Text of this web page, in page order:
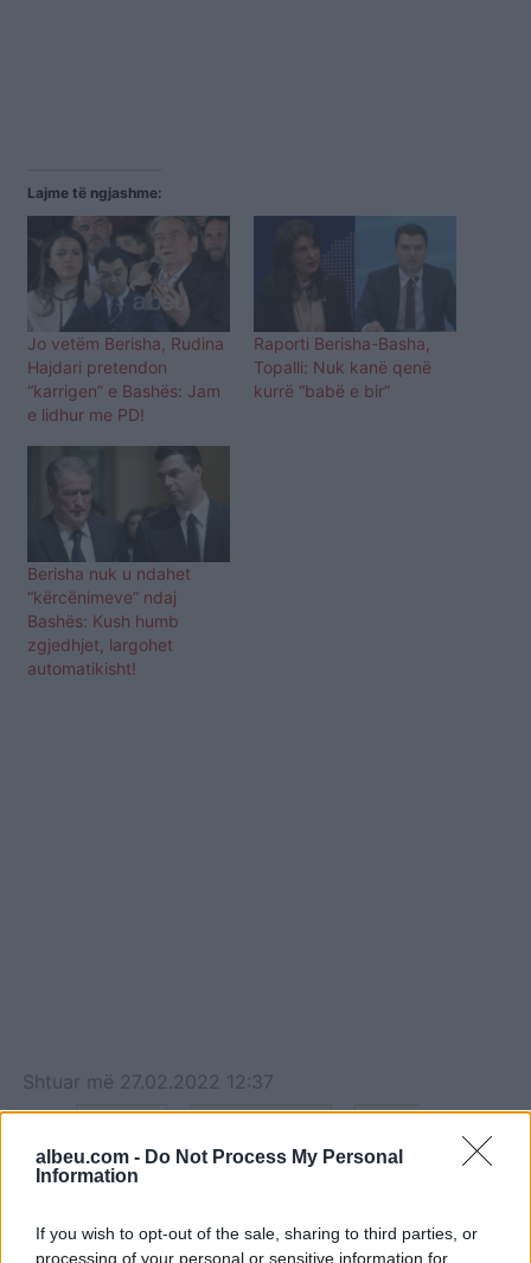
albeu.com - Do Not Process My Personal
Information
If you wish to opt-out of the sale, sharing to third parties, or
processing of your personal or sensitive information for
Lajme të ngjashme:
Jo vetëm Berisha, Rudina
Hajdari pretendon
“karrigen” e Bashës: Jam
e lidhur me PD!
Raporti Berisha-Basha,
Topalli: Nuk kanë qenë
kurrë “babë e bir”
Berisha nuk u ndahet
“kërcënimeve” ndaj
Bashës: Kush humb
zgjedhjet, largohet
automatikisht!
Shtuar më 27.02.2022 12:37
Tags:
6 marsi , Lulzim Basha ,
Partia
demokratike
, Sali Berisha , zgjedhjet